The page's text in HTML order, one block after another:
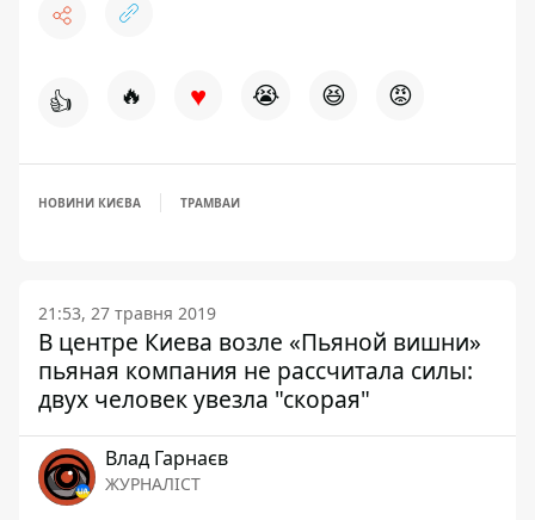
👍 🔥 ♥ 😭 😆 😡
НОВИНИ КИЄВА ТРАМВАИ
21:53, 27 травня 2019
В центре Киева возле «Пьяной вишни»
пьяная компания не рассчитала силы:
двух человек увезла "скорая"
Влад Гарнаєв
ЖУРНАЛІСТ